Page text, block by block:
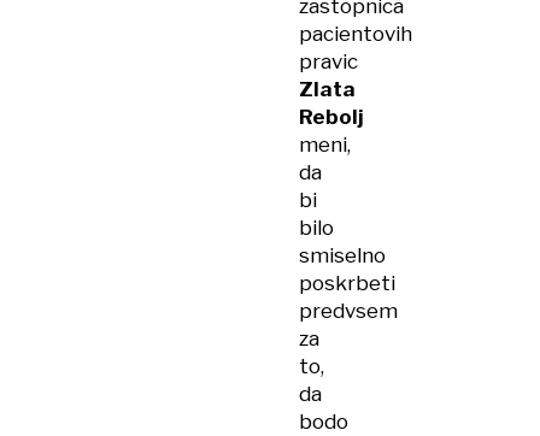
zastopnica
pacientovih
pravic
Zlata
Rebolj
meni,
da
bi
bilo
smiselno
poskrbeti
predvsem
za
to,
da
bodo